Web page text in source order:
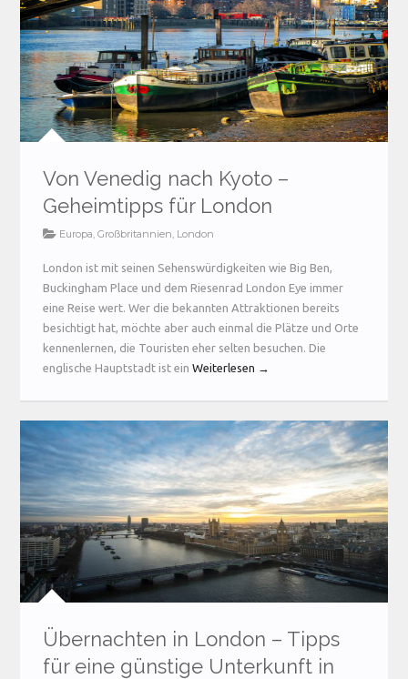
Von Venedig nach Kyoto –
Geheimtipps für London
Europa,Großbritannien, London
London ist mit seinen Sehenswürdigkeiten wie Big Ben,
Buckingham Place und dem Riesenrad London Eye immer
eine Reise wert. Wer die bekannten Attraktionen bereits
besichtigt hat, möchte aber auch einmal die Plätze und Orte
kennenlernen, die Touristen eher selten besuchen. Die
englische Hauptstadt ist einWeiterlesen →
Übernachten in London – Tipps
für eine günstige Unterkunft in